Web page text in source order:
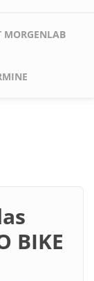
MORGENLAB
BIKE